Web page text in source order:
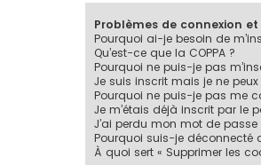
Problèmes de connexion et
Pourquoi ai-je besoin de
Qu’est-ce que la COPPA ?
Pourquoi ne puis-je pas
Je suis inscrit mais je ne
Pourquoi ne puis-je pas me
Je m’étais déjà inscrit par le
J’ai perdu mon mot de passe
Pourquoi suis-je déconnecté
À quoi sert « Supprimer les